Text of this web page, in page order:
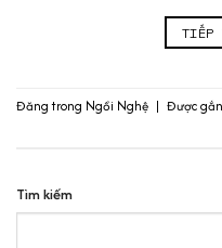
TIẾP
Đăng trong Ngồi Nghệ | Được
Tìm kiếm